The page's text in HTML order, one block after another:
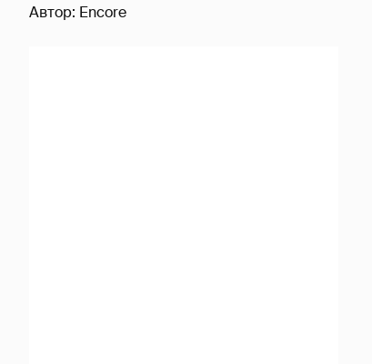
Автор: Encore